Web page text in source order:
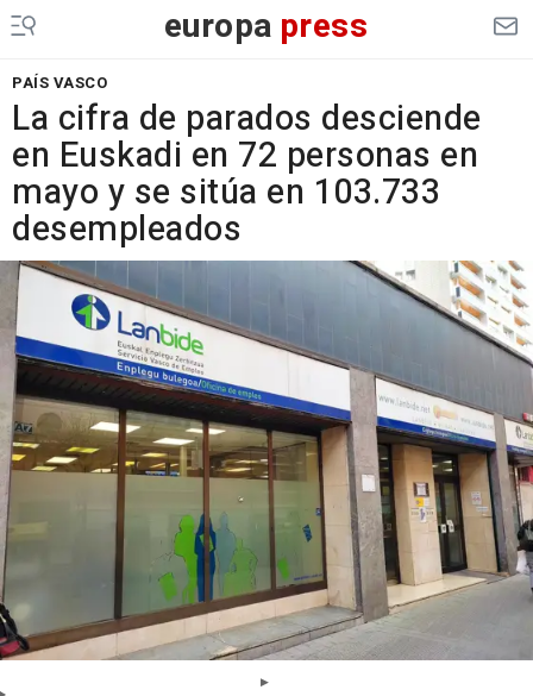
europa press
PAÍS VASCO
La cifra de parados desciende
en Euskadi en 72 personas en
mayo y se sitúa en 103.733
desempleados